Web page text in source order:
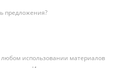
предложения?
использовании материалов